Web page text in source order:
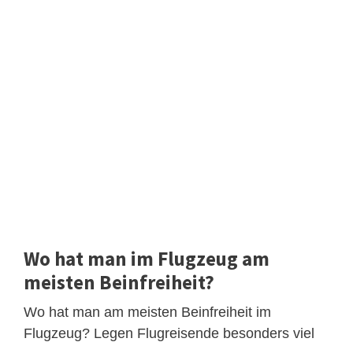
Wo hat man im Flugzeug am
meisten Beinfreiheit?
Wo hat man am meisten Beinfreiheit im
Flugzeug? Legen Flugreisende besonders viel